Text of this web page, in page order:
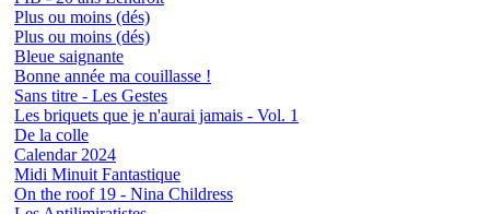
Plus ou moins (dés)
Plus ou moins (dés)
Bleue saignante
Bonne année ma couillasse !
Sans titre - Les Gestes
Les briquets que je n'aurai jamais - Vol. 1
De la colle
Calendar 2024
Midi Minuit Fantastique
On the roof 19 - Nina Childress